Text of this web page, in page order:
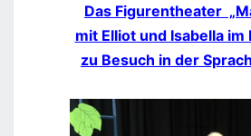
Das Figurentheater
mit Elliot und Isabella
zu Besuch in der